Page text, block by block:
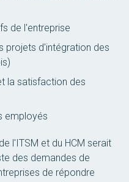
de l'entreprise
projets d'intégration des
la satisfaction des
employés
l'ITSM et du HCM serait
des demandes de
de répondre